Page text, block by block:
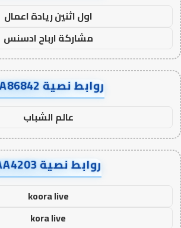
اول اثنين ريادة اعمال
مشاركة ارباح ادسنس
روابط نصية AA86842
عالم الشباب
روابط نصية AA4203
koora live
kora live